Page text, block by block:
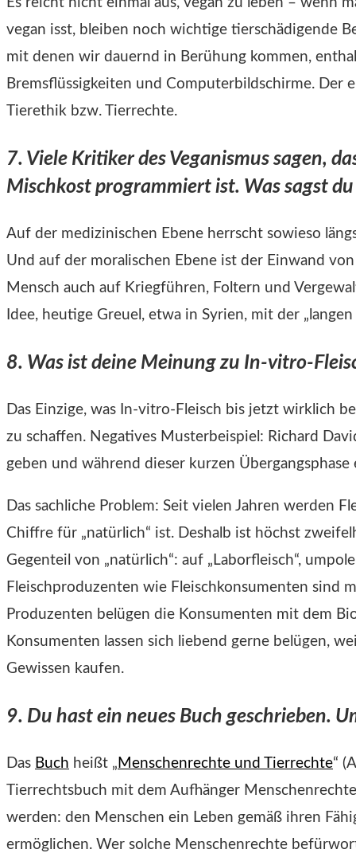
vegan isst, bleiben noch wichtige tierschädigende
mit denen wir dauernd in Berühung kommen,
Bremsflüssigkeiten und Computerbildschirme. Der
Tierethik bzw. Tierrechte.
7. Viele Kritiker des Veganismus sagen,
Mischkost programmiert ist. Was sagst du
Auf der medizinischen Ebene herrscht sowieso
Und auf der moralischen Ebene ist der Einwand
Mensch auch auf Kriegführen, Foltern und
Idee, heutige Greuel, etwa in Syrien, mit der
8. Was ist deine Meinung zu In-vitro-
Das Einzige, was In-vitro-Fleisch bis jetzt wirklich
zu schaffen. Negatives Musterbeispiel: Richard
geben und während dieser kurzen Übergangsphase
Das sachliche Problem: Seit vielen Jahren werden
Chiffre für „natürlich“ ist. Deshalb ist höchst
Gegenteil von „natürlich“: auf „Laborfleisch“,
Fleischproduzenten wie Fleischkonsumenten sind
Produzenten belügen die Konsumenten mit dem
Konsumenten lassen sich liebend gerne belügen,
Gewissen kaufen.
9. Du hast ein neues Buch geschrieben.
Das Buch heißt „ Menschenrechte und Tierrechte“
Tierrechtsbuch mit dem Aufhänger
werden: den Menschen ein Leben gemäß ihren
ermöglichen. Wer solche Menschenrechte